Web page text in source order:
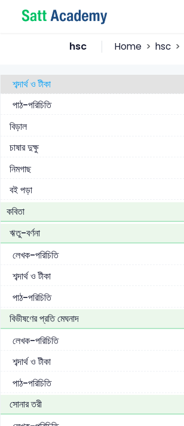
hsc Home hsc
পাঠ-পরিচিতি
মহাজাগতিক কিউরেটর
শব্দার্থ ও টীকা
পাঠ-পরিচিতি
বিড়াল
চাষার দুক্ষু
নিমগাছ
বই পড়া
কবিতা
ঋতু-বৰ্ণনা
লেখক-পরিচিতি
শব্দার্থ ও টীকা
পাঠ-পরিচিতি
বিভীষণের প্রতি মেঘনাদ
লেখক-পরিচিতি
শব্দার্থ ও টীকা
পাঠ-পরিচিতি
সোনার তরী